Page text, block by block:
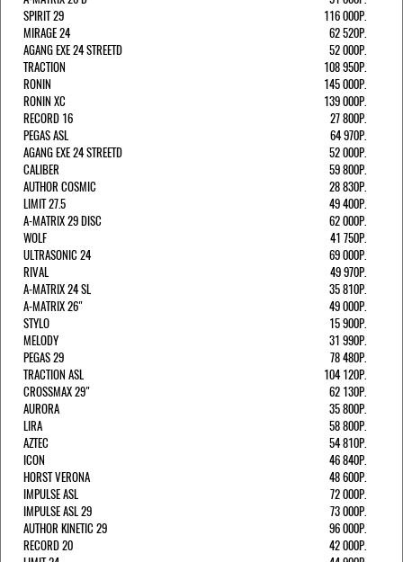
SPIRIT 29
116 000Р.
MIRAGE 24
62 520Р.
AGANG EXE 24 STREETD
52 000Р.
TRACTION
108 950Р.
RONIN
145 000Р.
RONIN XC
139 000Р.
RECORD 16
27 800Р.
PEGAS ASL
64 970Р.
AGANG EXE 24 STREETD
52 000Р.
CALIBER
59 800Р.
AUTHOR COSMIC
28 830Р.
LIMIT 27.5
49 400Р.
A-MATRIX 29 DISC
62 000Р.
WOLF
41 750Р.
ULTRASONIC 24
69 000Р.
RIVAL
49 970Р.
A-MATRIX 24 SL
35 810Р.
A-MATRIX 26"
49 000Р.
STYLO
15 900Р.
MELODY
31 990Р.
PEGAS 29
78 480Р.
TRACTION ASL
104 120Р.
CROSSMAX 29"
62 130Р.
AURORA
35 800Р.
LIRA
58 800Р.
AZTEC
54 810Р.
ICON
46 840Р.
HORST VERONA
48 600Р.
IMPULSE ASL
72 000Р.
IMPULSE ASL 29
73 000Р.
AUTHOR KINETIC 29
96 000Р.
RECORD 20
42 000Р.